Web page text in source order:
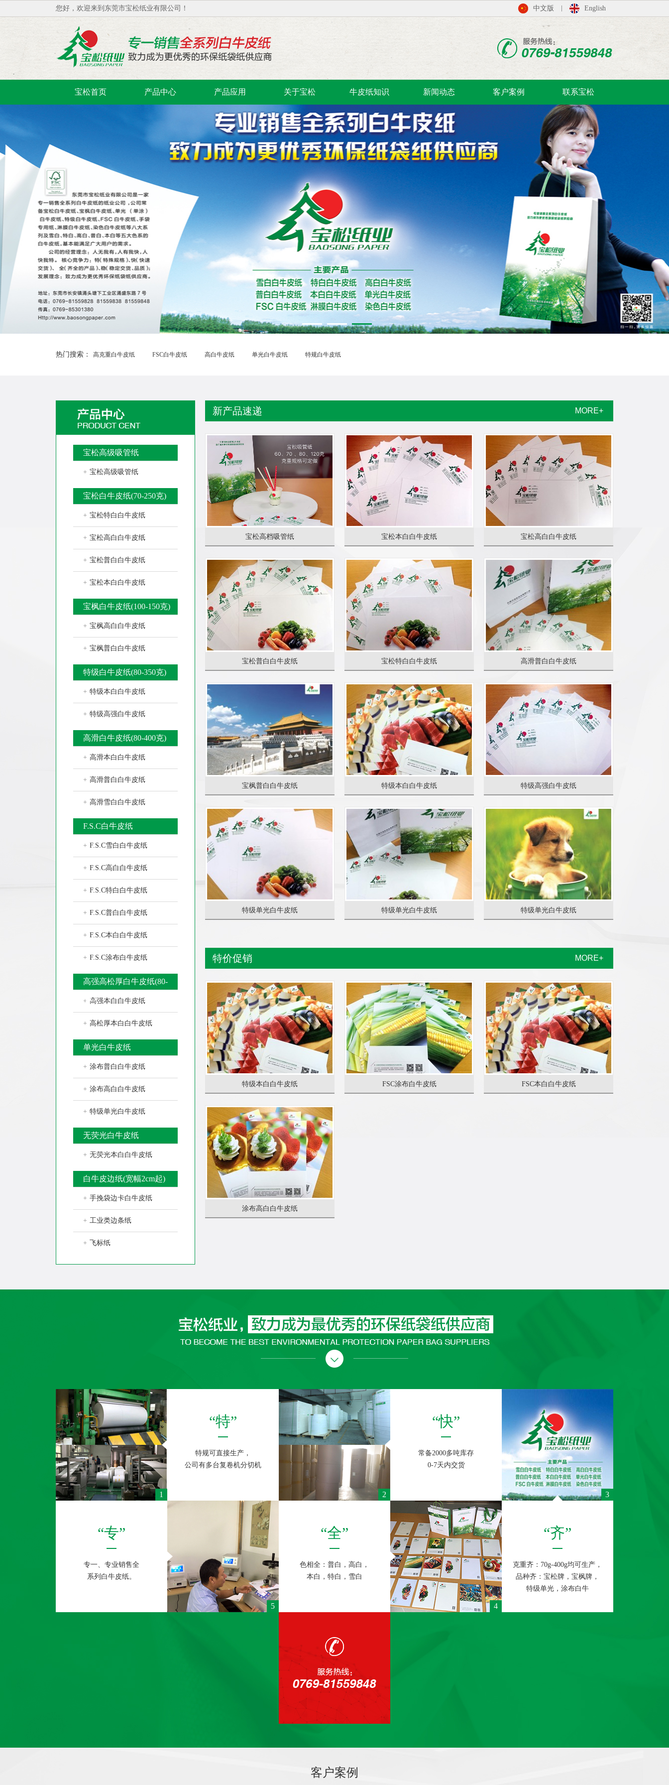
您好，欢迎来到东莞市宝松纸业有限公司！ 中文版 English
宝松首页 产品中心 产品应用 关于宝松 牛皮纸知识 新闻动态 客户案例 联系宝松
热门搜索： 高克重白牛皮纸 FSC白牛皮纸 高白牛皮纸 单光白牛皮纸 特规白牛皮纸
宝松高级吸管纸
+ 宝松高级吸管纸
宝松白牛皮纸(70-250克)
+ 宝松特白白牛皮纸
+ 宝松高白白牛皮纸
+ 宝松普白白牛皮纸
+ 宝松本白白牛皮纸
宝枫白牛皮纸(100-150克)
+ 宝枫高白白牛皮纸
+ 宝枫普白白牛皮纸
特级白牛皮纸(80-350克)
+ 特级本白白牛皮纸
+ 特级高强白牛皮纸
高滑白牛皮纸(80-400克)
+ 高滑本白白牛皮纸
+ 高滑普白白牛皮纸
+ 高滑雪白白牛皮纸
F.S.C白牛皮纸
+ F.S.C雪白白牛皮纸
+ F.S.C高白白牛皮纸
+ F.S.C特白白牛皮纸
+ F.S.C普白白牛皮纸
+ F.S.C本白白牛皮纸
+ F.S.C涂布白牛皮纸
高强高松厚白牛皮纸(80-
180克)
+ 高强本白白牛皮纸
+ 高松厚本白白牛皮纸
单光白牛皮纸
+ 涂布普白白牛皮纸
+ 涂布高白白牛皮纸
+ 特级单光白牛皮纸
无荧光白牛皮纸
+ 无荧光本白白牛皮纸
白牛皮边纸(宽幅2cm起)
+ 手挽袋边卡白牛皮纸
+ 工业类边条纸
+ 飞标纸
新产品速递 MORE+
宝松高档吸管纸 宝松本白白牛皮纸 宝松高白白牛皮纸
宝松普白白牛皮纸 宝松特白白牛皮纸 高滑普白白牛皮纸
宝枫普白白牛皮纸 特级本白白牛皮纸 特级高强白牛皮纸
特级单光白牛皮纸 特级单光白牛皮纸 特级单光白牛皮纸
特价促销 MORE+
特级本白白牛皮纸 FSC涂布白牛皮纸 FSC本白白牛皮纸
涂布高白白牛皮纸
1
“特”
特规可直接生产，
公司有多台复卷机分切机
2
“快”
常备2000多吨库存
0-7天内交货
3
“专”
专一、专业销售全
系列白牛皮纸。
5
“全”
色相全：普白，高白，
本白，特白，雪白
4
“齐”
克重齐：70g-400g均可生产，
品种齐：宝松牌，宝枫牌，
特级单光，涂布白牛
客户案例